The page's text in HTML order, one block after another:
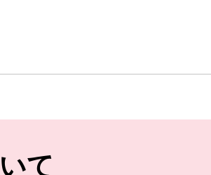
て